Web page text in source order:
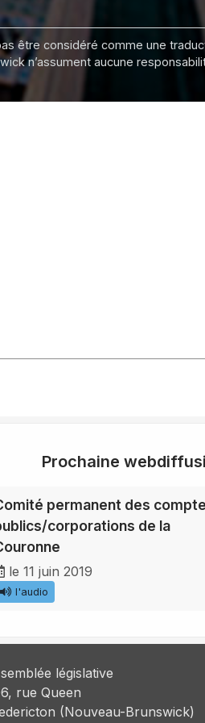
être considéré comme une
n’assument aucune
Prochaine
permanent des
corporations de la
le 11 juin 2019
l'audio
législative
rue Queen
(Nouveau-Brunswick)